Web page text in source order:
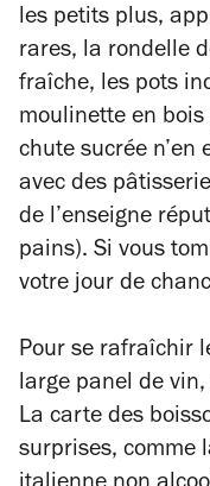
les petits plus,
rares, la rondelle
fraîche, les pots
moulinette en
chute sucrée n’en
avec des
de l’enseigne
pains). Si vous
votre jour de
Pour se rafraîchir
large panel de
La carte des
surprises, comme